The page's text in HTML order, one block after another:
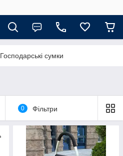
Господарські сумки
0 Фільтри